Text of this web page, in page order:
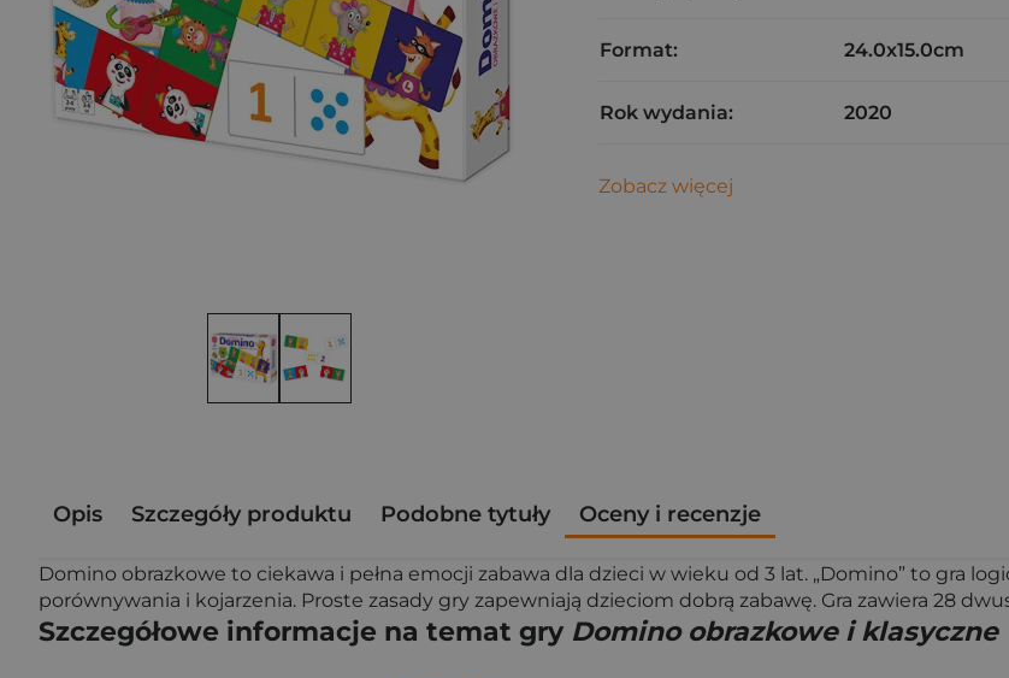
Format: 24.0x15.0cm
Rok wydania: 2020
Zobacz więcej
Opis Szczegóły produktu Podobne tytuły Oceny i recenzje
Domino obrazkowe to ciekawa i pełna emocji zabawa dla dzieci w wieku od 3 lat. „Domino” to gra
porównywania i kojarzenia. Proste zasady gry zapewniają dzieciom dobrą zabawę. Gra zawiera 28
Szczegółowe informacje na temat gry Domino obrazkowe i klasyczne